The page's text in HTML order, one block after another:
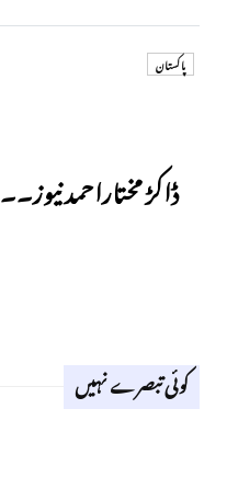
پاکستان
ڈاکڑ مختاراحمد نیوز۔۔
کوئی تبصرے نہیں